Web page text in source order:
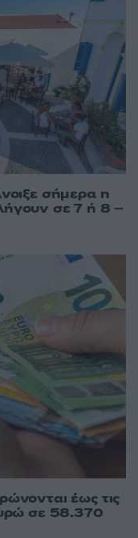
σήμερα η
σε 7 ή 8 –
έως τις
σε 58.370